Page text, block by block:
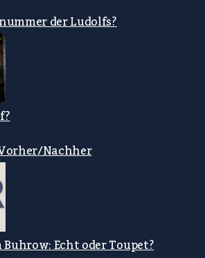
der Ludolfs?
Nachher
Echt oder Toupet?